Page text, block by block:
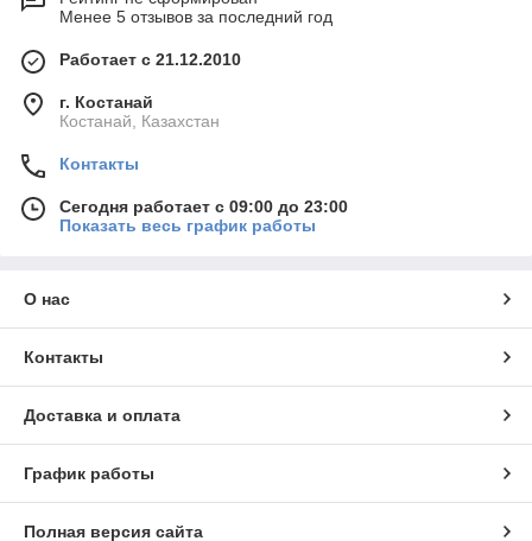
Менее 5 отзывов за последний год
Работает с 21.12.2010
г. Костанай
Костанай, Казахстан
Контакты
Сегодня работает с 09:00 до 23:00
Показать весь график работы
О нас
Контакты
Доставка и оплата
График работы
Полная версия сайта